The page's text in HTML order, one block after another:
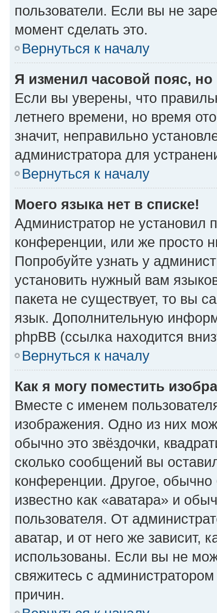
пользователи. Если вы не
момент сделать это.
Вернуться к началу
Я изменил часовой пояс,
Если вы уверены, что
летнего времени, но время
значит, неправильно
администратора для
Вернуться к началу
Моего языка нет в списке!
Администратор не установил
конференции, или же просто
Попробуйте узнать у
установить нужный вам
пакета не существует, то вы
язык. Дополнительную
phpBB (ссылка находится
Вернуться к началу
Как я могу поместить
Вместе с именем
изображения. Одно из них
обычно это звёздочки,
сколько сообщений вы
конференции. Другое,
известно как «аватара» и
пользователя. От
аватар, и от него же зависит,
использованы. Если вы не
свяжитесь с
причин.